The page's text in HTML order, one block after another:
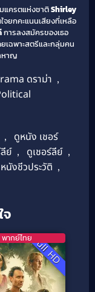
แครตแห่งชาติShirley
จยกคะแนนเสียงที่เหลือ
การลงสมัครของเธอ
ยเฉพาะสตรีและกลุ่มคน
หาญ
ดราม่า ,
,
ดูหนัง เชอร์
ย์ , ดูเชอร์ลีย์ ,
หนังชีวประวัติ ,
จ
Full HD
พากย์ไทย